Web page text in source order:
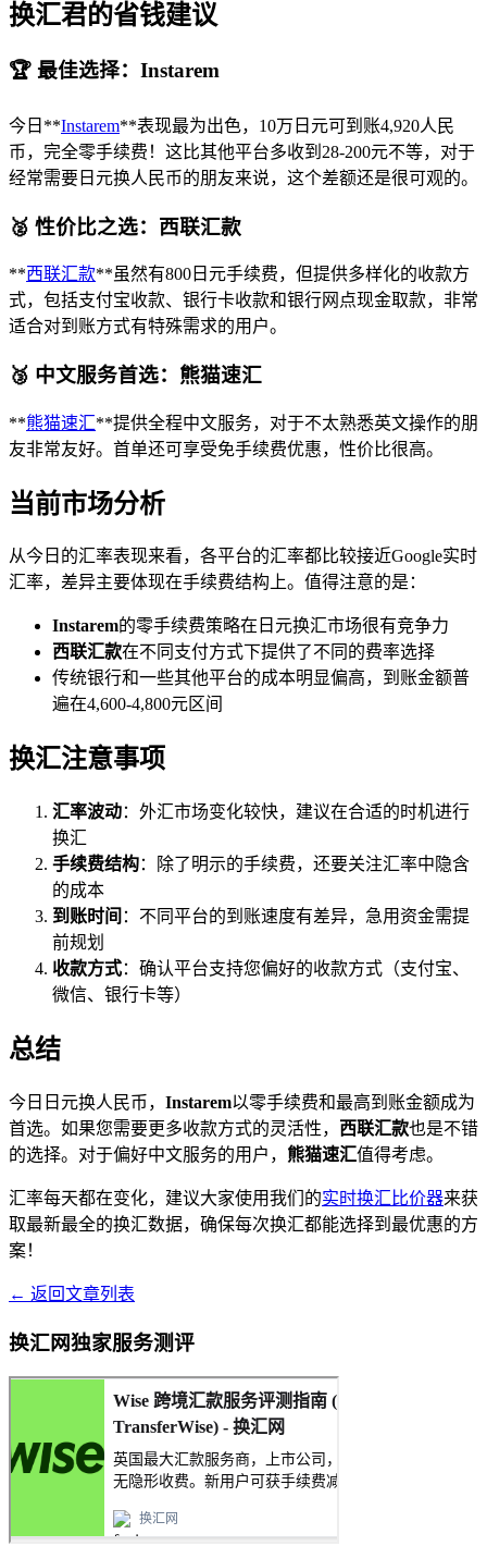
换汇君的省钱建议
🏆 最佳选择：Instarem
今日**Instarem**表现最为出色，10万日元可到账4,920人民
币，完全零手续费！这比其他平台多收到28-200元不等，对于
经常需要日元换人民币的朋友来说，这个差额还是很可观的。
🥈 性价比之选：西联汇款
**西联汇款**虽然有800日元手续费，但提供多样化的收款方
式，包括支付宝收款、银行卡收款和银行网点现金取款，非常
适合对到账方式有特殊需求的用户。
🥉 中文服务首选：熊猫速汇
**熊猫速汇**提供全程中文服务，对于不太熟悉英文操作的朋
友非常友好。首单还可享受免手续费优惠，性价比很高。
当前市场分析
从今日的汇率表现来看，各平台的汇率都比较接近Google实时
汇率，差异主要体现在手续费结构上。值得注意的是：
Instarem的零手续费策略在日元换汇市场很有竞争力
西联汇款在不同支付方式下提供了不同的费率选择
传统银行和一些其他平台的成本明显偏高，到账金额普
遍在4,600-4,800元区间
换汇注意事项
汇率波动：外汇市场变化较快，建议在合适的时机进行
换汇
手续费结构：除了明示的手续费，还要关注汇率中隐含
的成本
到账时间 ：不同平台的到账速度有差异，急用资金需提
前规划
收款方式：确认平台支持您偏好的收款方式（支付宝、
微信、银行卡等）
总结
今日日元换人民币， Instarem以零手续费和最高到账金额成为
首选。如果您需要更多收款方式的灵活性， 西联汇款也是不错
的选择。对于偏好中文服务的用户， 熊猫速汇值得考虑。
汇率每天都在变化，建议大家使用我们的实时换汇比价器来获
取最新最全的换汇数据，确保每次换汇都能选择到最优惠的方
案！
← 返回文章列表
换汇网独家服务测评